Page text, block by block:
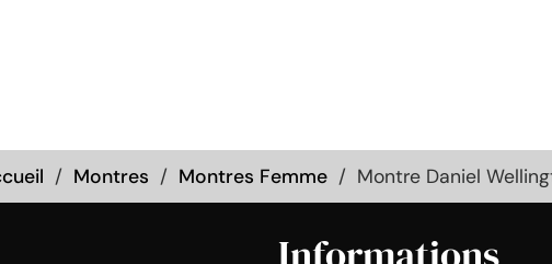
Montres Montres Femme Montre Daniel